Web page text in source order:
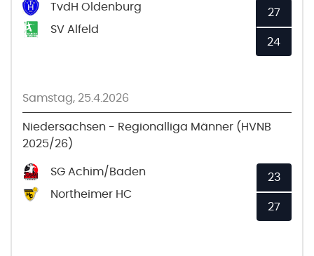
TvdH Oldenburg
SV Alfeld
27
24
Samstag, 25.4.2026
Niedersachsen - Regionalliga Männer (HVNB
2025/26)
SG Achim/Baden
Northeimer HC
23
27